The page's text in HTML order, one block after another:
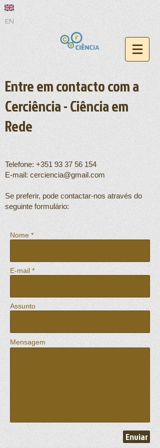
EN
Entre em contacto com a
Cerciência - Ciência em
Rede
Telefone: +351 93 37 56 154
E-mail: cerciencia@gmail.com
Se preferir, pode contactar-nos através do
seguinte formulário:
Nome *
E-mail *
Assunto
Mensagem
Enviar